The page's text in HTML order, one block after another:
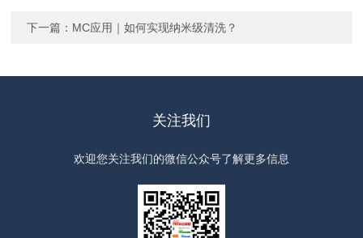
下一篇： MC应用｜如何实现纳米级清洗？
关注我们
欢迎您关注我们的微信公众号了解更多信息